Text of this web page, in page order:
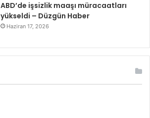
ABD’de işsizlik maaşı müracaatları
yükseldi – Düzgün Haber
Haziran 17, 2026